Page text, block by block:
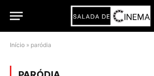
Início » paródia